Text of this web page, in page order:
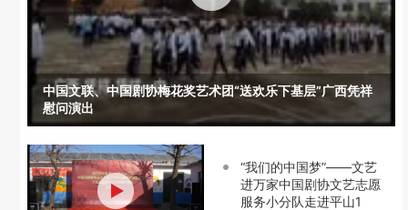
中国文联、中国剧协梅花奖艺术团“送欢乐下基层”广西凭祥
慰问演出
“我们的中国梦”——文艺
进万家中国剧协文艺志愿
服务小分队走进平山1